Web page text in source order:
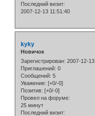
Последний визит:
2007-12-13 11:51:40
kyky
Новичок
Зарегистрирован: 2007-12-13
Приглашений: 0
Сообщений: 5
Уважение: [+0/-0]
Позитив: [+0/-0]
Провел на форуме:
25 минут
Последний визит: